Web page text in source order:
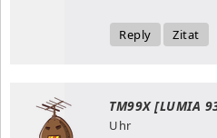
Reply Zitat
TM99X [LUMIA
Uhr